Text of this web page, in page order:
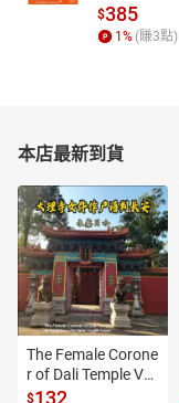
$385
1 % (賺3點)
本店最新到貨
The Female Corone
r of Dali Temple Vo
l.6【有聲書】
$